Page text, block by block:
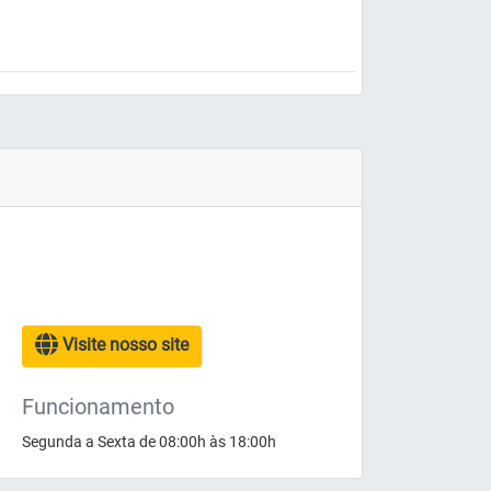
Visite nosso site
Funcionamento
Segunda a Sexta de 08:00h às 18:00h